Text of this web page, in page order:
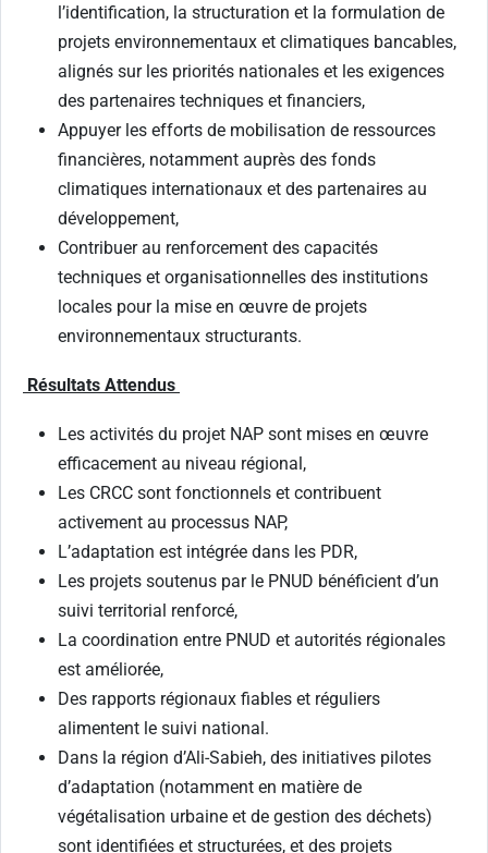
l’identification, la structuration et la formulation de
projets environnementaux et climatiques bancables,
alignés sur les priorités nationales et les exigences
des partenaires techniques et financiers,
Appuyer les efforts de mobilisation de ressources
financières, notamment auprès des fonds
climatiques internationaux et des partenaires au
développement,
Contribuer au renforcement des capacités
techniques et organisationnelles des institutions
locales pour la mise en œuvre de projets
environnementaux structurants.
Résultats Attendus
Les activités du projet NAP sont mises en œuvre
efficacement au niveau régional,
Les CRCC sont fonctionnels et contribuent
activement au processus NAP,
L’adaptation est intégrée dans les PDR,
Les projets soutenus par le PNUD bénéficient d’un
suivi territorial renforcé,
La coordination entre PNUD et autorités régionales
est améliorée,
Des rapports régionaux fiables et réguliers
alimentent le suivi national.
Dans la région d’Ali-Sabieh, des initiatives pilotes
d’adaptation (notamment en matière de
végétalisation urbaine et de gestion des déchets)
sont identifiées et structurées, et des projets